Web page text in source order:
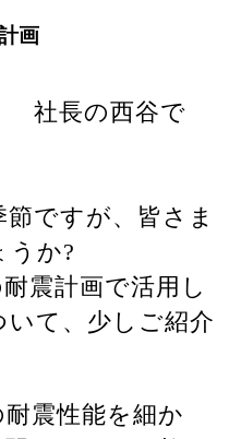
画
社長の西谷で
ですが、皆さま
うか?
震計画で活用し
て、少しご紹介
震性能を細か